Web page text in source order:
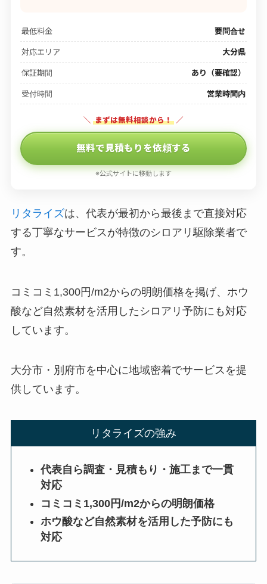
最低料金 要問合せ
対応エリア 大分県
保証期間 あり（要確認）
受付時間 営業時間内
＼ まずは無料相談から！ ／
無料で見積もりを依頼する
※公式サイトに移動します
リタライズは、代表が最初から最後まで直接対応
する丁寧なサービスが特徴のシロアリ駆除業者で
す。
コミコミ1,300円/m2からの明朗価格を掲げ、ホウ
酸など自然素材を活用したシロアリ予防にも対応
しています。
大分市・別府市を中心に地域密着でサービスを提
供しています。
リタライズの強み
代表自ら調査・見積もり・施工まで一貫
対応
コミコミ1,300円/m2からの明朗価格
ホウ酸など自然素材を活用した予防にも
対応